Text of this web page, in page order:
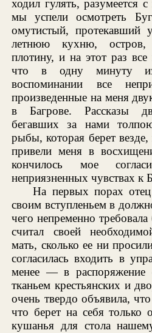
ходил гулять, разумеется
мы успели осмотреть
омутистый, протекавший
летнюю кухню,
плотину, и на этот раз
что в одну минуту
воспоминании все
произведенные на меня
в Багрове. Рассказы
бегавших за нами
рыбы, которая берет
привели меня в
кончилось мое
неприязненных чувствах к
На первых порах
своим вступленьем в
чего непременно
считал своей
мать, сколько ее ни
согласилась входить в
менее — в
тканьем крестьянских и
очень твердо объявила,
что берет на себя только
кушанья для стола